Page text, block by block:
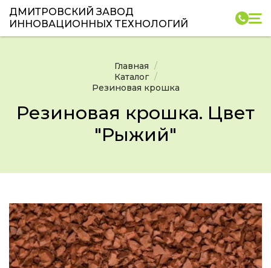
ДМИТРОВСКИЙ ЗАВОД
ИННОВАЦИОННЫХ ТЕХНОЛОГИЙ
Главная
Каталог
Резиновая крошка
Резиновая крошка. Цвет
"Рыжий"